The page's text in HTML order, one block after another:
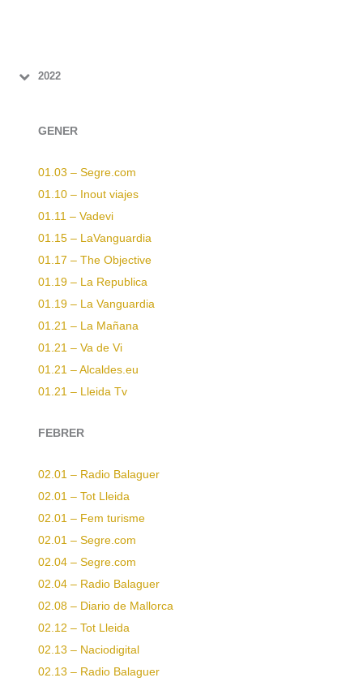
2022
GENER
01.03 – Segre.com
01.10 – Inout viajes
01.11 – Vadevi
01.15 – LaVanguardia
01.17 – The Objective
01.19 – La Republica
01.19 – La Vanguardia
01.21 – La Mañana
01.21 – Va de Vi
01.21 – Alcaldes.eu
01.21 – Lleida Tv
FEBRER
02.01 – Radio Balaguer
02.01 – Tot Lleida
02.01 – Fem turisme
02.01 – Segre.com
02.04 – Segre.com
02.04 – Radio Balaguer
02.08 – Diario de Mallorca
02.12 – Tot Lleida
02.13 – Naciodigital
02.13 – Radio Balaguer